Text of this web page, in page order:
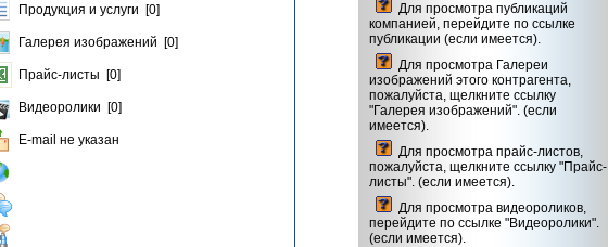
Продукция и услуги [0]
Галерея изображений [0]
Прайс-листы [0]
Видеоролики [0]
E-mail не указан
Для просмотра публикаций
компанией, перейдите по ссылке
публикации (если имеется).
Для просмотра Галереи
изображений этого контрагента,
пожалуйста, щелкните ссылку
"Галерея изображений". (если
имеется).
Для просмотра прайс-листов,
пожалуйста, щелкните ссылку "Прайс-
листы". (если имеется).
Для просмотра видеороликов,
перейдите по ссылке "Видеоролики".
(если имеется).